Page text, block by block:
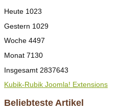
Heute 1023
Gestern 1029
Woche 4497
Monat 7130
Insgesamt 2837643
Kubik-Rubik Joomla! Extensions
Beliebteste Artikel